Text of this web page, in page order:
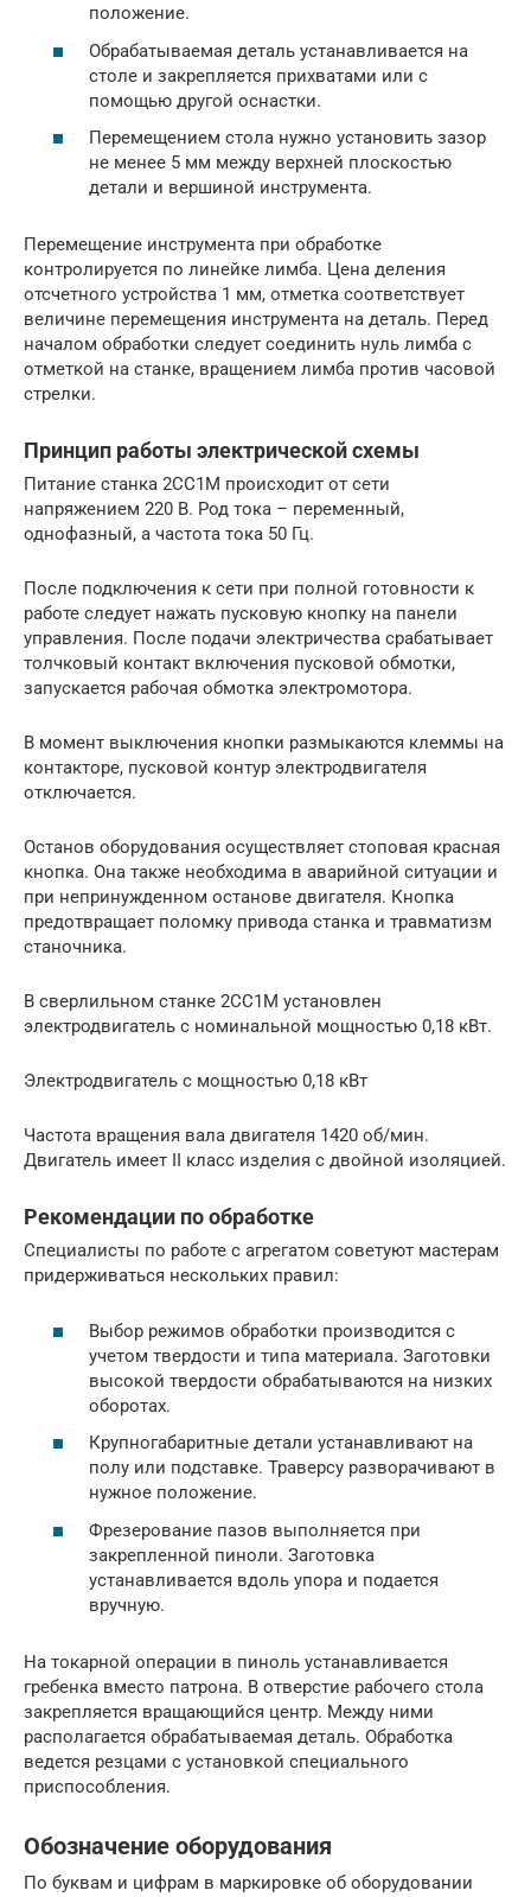
положение.
Обрабатываемая деталь устанавливается на
столе и закрепляется прихватами или с
помощью другой оснастки.
Перемещением стола нужно установить зазор
не менее 5 мм между верхней плоскостью
детали и вершиной инструмента.
Перемещение инструмента при обработке
контролируется по линейке лимба. Цена деления
отсчетного устройства 1 мм, отметка соответствует
величине перемещения инструмента на деталь. Перед
началом обработки следует соединить нуль лимба с
отметкой на станке, вращением лимба против часовой
стрелки.
Принцип работы электрической схемы
Питание станка 2СС1М происходит от сети
напряжением 220 В. Род тока – переменный,
однофазный, а частота тока 50 Гц.
После подключения к сети при полной готовности к
работе следует нажать пусковую кнопку на панели
управления. После подачи электричества срабатывает
толчковый контакт включения пусковой обмотки,
запускается рабочая обмотка электромотора.
В момент выключения кнопки размыкаются клеммы на
контакторе, пусковой контур электродвигателя
отключается.
Останов оборудования осуществляет стоповая красная
кнопка. Она также необходима в аварийной ситуации и
при непринужденном останове двигателя. Кнопка
предотвращает поломку привода станка и травматизм
станочника.
В сверлильном станке 2СС1М установлен
электродвигатель с номинальной мощностью 0,18 кВт.
Электродвигатель с мощностью 0,18 кВт
Частота вращения вала двигателя 1420 об/мин.
Двигатель имеет II класс изделия с двойной изоляцией.
Рекомендации по обработке
Специалисты по работе с агрегатом советуют мастерам
придерживаться нескольких правил:
Выбор режимов обработки производится с
учетом твердости и типа материала. Заготовки
высокой твердости обрабатываются на низких
оборотах.
Крупногабаритные детали устанавливают на
полу или подставке. Траверсу разворачивают в
нужное положение.
Фрезерование пазов выполняется при
закрепленной пиноли. Заготовка
устанавливается вдоль упора и подается
вручную.
На токарной операции в пиноль устанавливается
гребенка вместо патрона. В отверстие рабочего стола
закрепляется вращающийся центр. Между ними
располагается обрабатываемая деталь. Обработка
ведется резцами с установкой специального
приспособления.
Обозначение оборудования
По буквам и цифрам в маркировке об оборудовании